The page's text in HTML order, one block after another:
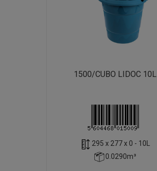
1500/CUBO LIDOC 10L
295 x 277 x 0 - 10L
0.0290m³